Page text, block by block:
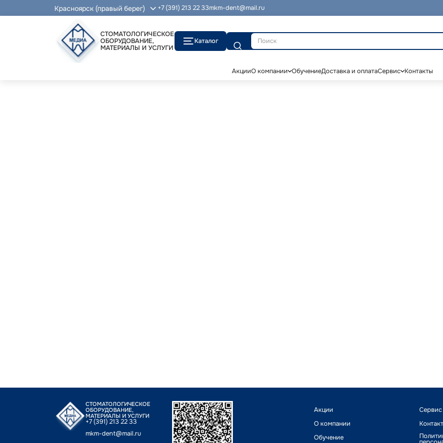
Красноярск (правый берег) +7 (391) 213 22 33mkm-dent@mail.ru
СТОМАТОЛОГИЧЕСКОЕ
ОБОРУДОВАНИЕ,
МАТЕРИАЛЫ И УСЛУГИ
Каталог
Поиск
АкцииО компании ОбучениеДоставка и оплатаСервис Контакты
СТОМАТОЛОГИЧЕСКОЕ
ОБОРУДОВАНИЕ,
МАТЕРИАЛЫ И УСЛУГИ
+7 (391) 213 22 33
mkm-dent@mail.ru
Акции
О компании
Обучение
Сервис